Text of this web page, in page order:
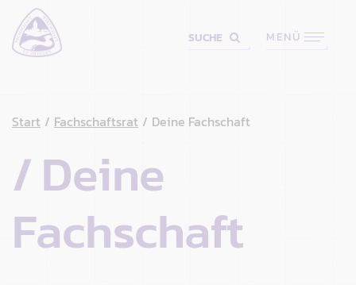
SUCHE MENÜ
Start Fachschaftsrat Deine Fachschaft
Deine
Fachschaft